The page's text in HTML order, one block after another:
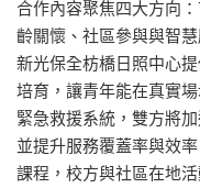
合作內容聚焦四大方向
齡關懷、社區參與與智
新光保全枋橋日照中心
培育，讓青年能在真實
緊急救援系統，雙方將
並提升服務覆蓋率與效
課程，校方與社區在地